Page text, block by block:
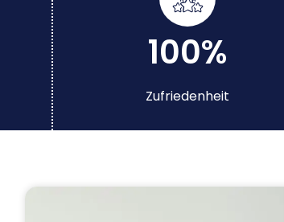
100%
Zufriedenheit